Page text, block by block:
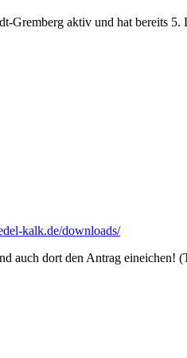
Gremberg aktiv und hat bereits
kalk.de/downloads/
auch dort den Antrag